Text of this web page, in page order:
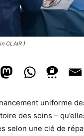
CLAIR )
uniforme
des soins –
selon une clé de